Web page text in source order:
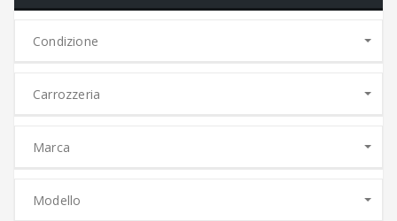
Condizione
Carrozzeria
Marca
Modello